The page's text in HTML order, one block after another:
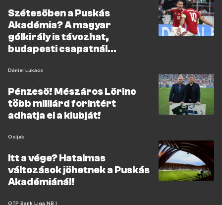
Szétesőben a Puskás
Akadémia? A magyar
gólkirály is távozhat,
budapesti csapatnál
Dániel Lukács
Pénzeső! Mészáros Lőrinc
több milliárd forintért
adhatja el a klubját!
Osijek
Itt a vége? Hatalmas
változások jöhetnek a Puskás
Akadémiánál!
OTP Bank Liga NB I